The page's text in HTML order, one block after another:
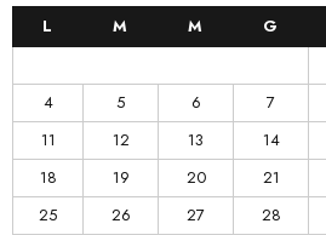
L M M G
4
5 6 7
11
12 13 14
18
19 20 21
25
26 27 28